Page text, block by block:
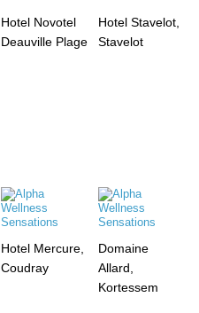
Hotel Novotel
Deauville Plage
Hotel Stavelot,
Stavelot
Hotel Mercure,
Coudray
Domaine
Allard,
Kortessem